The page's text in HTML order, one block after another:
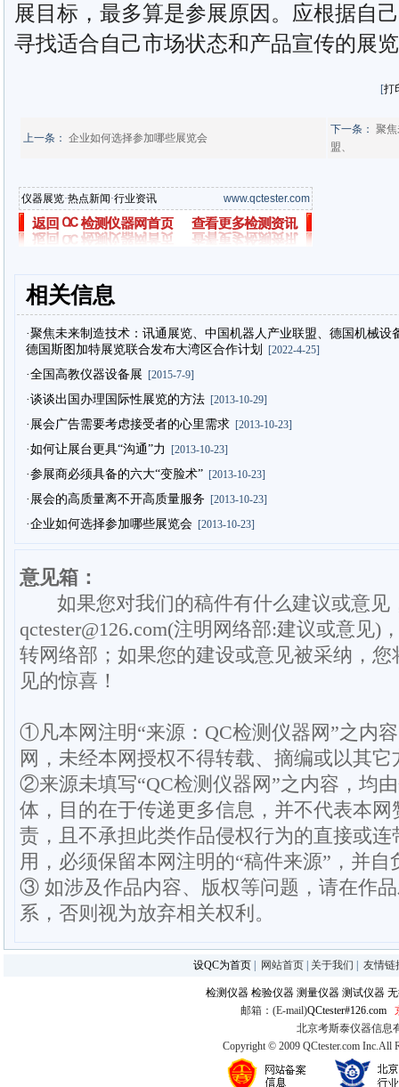
展目标，最多算是参展原因。应根据自
寻找适合自己市场状态和产品宣传的展
[打
上一条： 企业如何选择参加哪些展览会
下一条： 聚
盟、
仪器展览·热点新闻·行业资讯 www.qctester.com
相关信息
·聚焦未来制造技术：讯通展览、中国机器人产业联盟、德国机械
德国斯图加特展览联合发布大湾区合作计划
[2022-4-25]
·全国高教仪器设备展 [2015-7-9]
·谈谈出国办理国际性展览的方法[2013-10-29]
·展会广告需要考虑接受者的心里需求[2013-10-23]
·如何让展台更具“沟通”力 [2013-10-23]
·参展商必须具备的六大“变脸术”[2013-10-23]
·展会的高质量离不开高质量服务 [2013-10-23]
·企业如何选择参加哪些展览会[2013-10-23]
意见箱：
如果您对我们的稿件有什么建议或意见
qctester@126.com(注明网络部:建议或意见)
转网络部；如果您的建设或意见被采纳，
见的惊喜！
①凡本网注明“来源：QC检测仪器网”之内
网，未经本网授权不得转载、摘编或以其它
②来源未填写“QC检测仪器网”之内容，均
体，目的在于传递更多信息，并不代表本
责，且不承担此类作品侵权行为的直接或
用，必须保留本网注明的“稿件来源”，并
③ 如涉及作品内容、版权等问题，请在作
系，否则视为放弃相关权利。
设QC为首页 网站首页 关于我们 友情链
检测仪器 检验仪器 测量仪器 测试仪器
邮箱：(E-mail)QCtester#126.com
北京考斯泰仪器信息
Copyright © 2009 QCtester.com Inc.All